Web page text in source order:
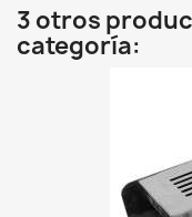
3 otros
categoría: